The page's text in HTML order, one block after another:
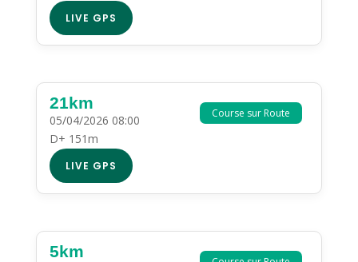
LIVE GPS
Course sur Route
21km
05/04/2026 08:00
D+ 151m
LIVE GPS
5km